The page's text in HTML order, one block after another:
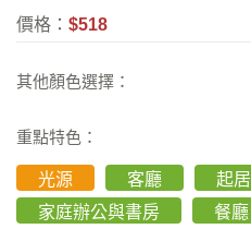
價格： $518
其他顏色選擇：
重點特色：
光源 客廳 起
家庭辦公與書房
餐廳